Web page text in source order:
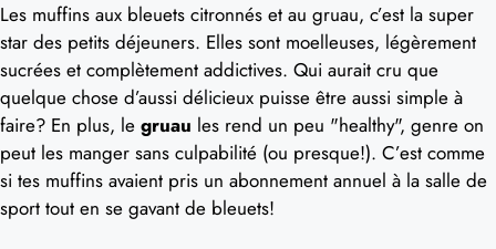
Les muffins aux bleuets citronnés et au gruau, c’est la super
star des petits déjeuners. Elles sont moelleuses, légèrement
sucrées et complètement addictives. Qui aurait cru que
quelque chose d’aussi délicieux puisse être aussi simple à
faire? En plus, le gruau les rend un peu "healthy", genre on
peut les manger sans culpabilité (ou presque!). C’est comme
si tes muffins avaient pris un abonnement annuel à la salle de
sport tout en se gavant de bleuets!